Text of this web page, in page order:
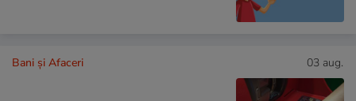
Bani și Afaceri 03 aug.